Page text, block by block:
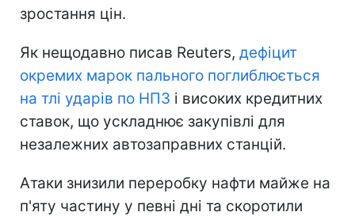
зростання цін.
Як нещодавно писав Reuters, дефіцит
окремих марок пального поглиблюється
на тлі ударів по НПЗ і високих кредитних
ставок, що ускладнює закупівлі для
незалежних автозаправних станцій.
Атаки знизили переробку нафти майже на
п'яту частину у певні дні та скоротили